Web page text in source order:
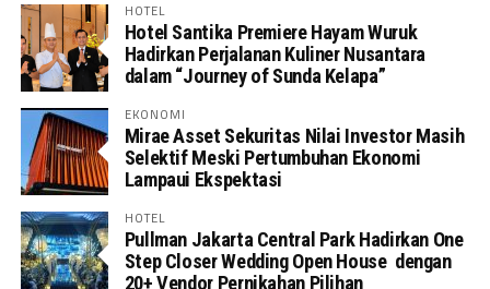
HOTEL
Hotel Santika Premiere Hayam Wuruk
Hadirkan Perjalanan Kuliner Nusantara
dalam “Journey of Sunda Kelapa”
EKONOMI
Mirae Asset Sekuritas Nilai Investor Masih
Selektif Meski Pertumbuhan Ekonomi
Lampaui Ekspektasi
HOTEL
Pullman Jakarta Central Park Hadirkan One
Step Closer Wedding Open House dengan
20+ Vendor Pernikahan Pilihan